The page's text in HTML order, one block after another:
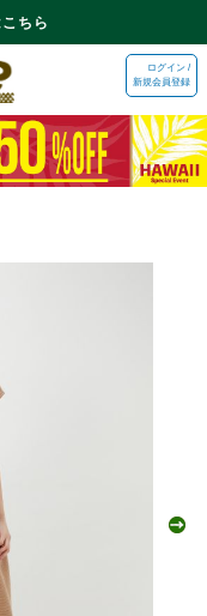
ちら
ログイン /
新規会員登録